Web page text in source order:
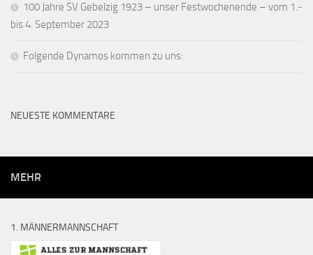
100 Jahre SV Gebelzig 1923 – unser Festwochenende – vom 1.-
bis 4. September 2023
Folgende Dynamos kommen zu uns:
NEUESTE KOMMENTARE
MEHR
1. MÄNNERMANNSCHAFT